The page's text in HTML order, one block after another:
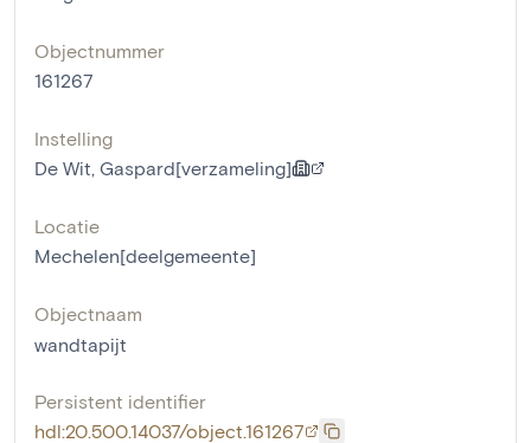
Objectnummer
161267
Instelling
De Wit, Gaspard[verzameling]
Locatie
Mechelen[deelgemeente]
Objectnaam
wandtapijt
Persistent identifier
hdl:20.500.14037/object.161267